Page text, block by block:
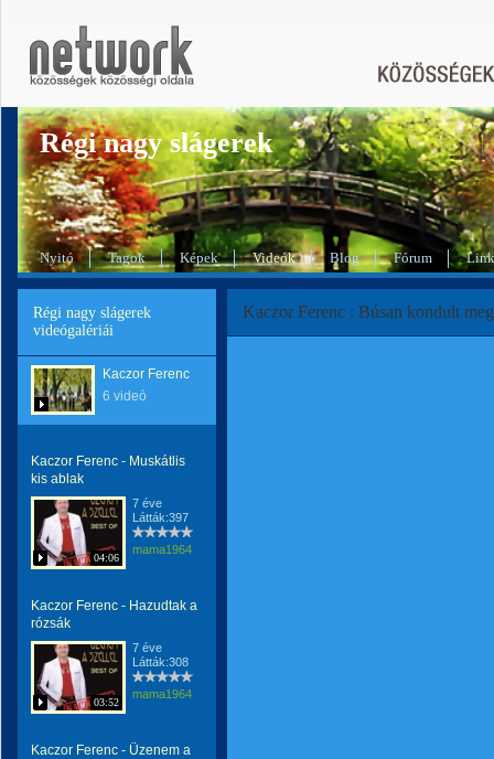
Régi nagy slágerek
Nyitó Tagok Képek Videók Blog Fórum
Régi nagy slágerek
videógalériái
Kaczor Ferenc
6 videó
Kaczor Ferenc - Muskátlis
kis ablak
04:06
7 éve
Látták:397
mama1964
Kaczor Ferenc - Hazudtak a
rózsák
03:52
7 éve
Látták:308
mama1964
Kaczor Ferenc - Üzenem a
Kaczor Ferenc : Búsan kondult